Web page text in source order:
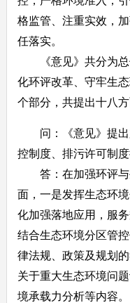
格监管、注重实效，
任落实。
《意见》共分为
化环评改革、守牢生
个部分，共提出十八方
问：《意见》提
控制度、排污许可制
答：在加强环评
面，一是发挥生态环
化加强落地应用，服
结合生态环境分区管
律法规、政策及规划
关于重大生态环境问
境承载力分析等内容。